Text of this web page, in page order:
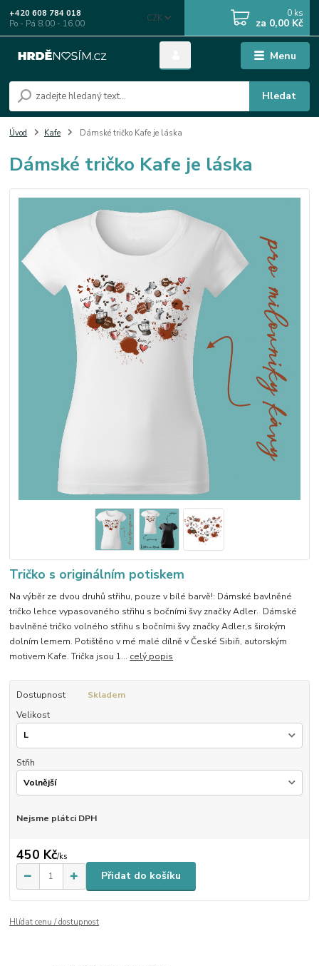
Menu
CZK
Hledat
+420 608 784 018
Po - Pá 8.00 - 16.00
0 ks
za 0,00 Kč
Úvod Kafe Dámské tričko Kafe je láska
Dámské tričko Kafe je láska
Tričko s originálním potiskem
Na výběr ze dvou druhů střihu, pouze v bílé barvě!: Dámské bavlněné
tričko lehce vypasovaného střihu s bočními švy značky Adler. Dámské
bavlněné tričko volného střihu s bočními švy značky Adler,s širokým
dolním lemem. Potištěno v mé malé dílně v České Sibiři, autorským
motivem Kafe. Trička jsou 1... celý popis
Dostupnost
Skladem
Velikost
Střih
Nejsme plátci DPH
450 Kč/ks
Přidat do košíku
Hlídat cenu / dostupnost